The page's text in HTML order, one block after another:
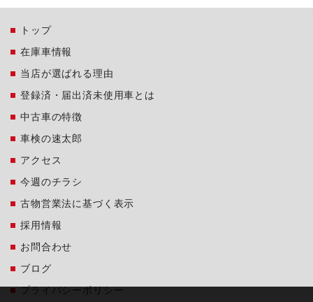
トップ
在庫車情報
当店が選ばれる理由
登録済・届出済未使用車とは
中古車の特徴
車検の速太郎
アクセス
今週のチラシ
古物営業法に基づく表示
採用情報
お問合わせ
ブログ
プライバシーポリシー